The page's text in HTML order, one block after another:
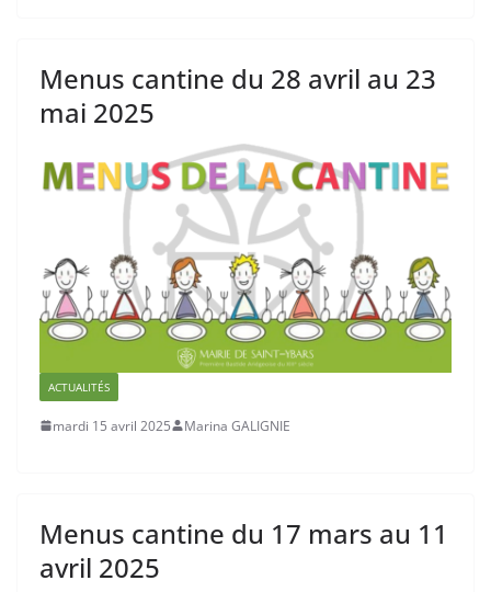
Menus cantine du 28 avril au 23
mai 2025
ACTUALITÉS
mardi 15 avril 2025 Marina GALIGNIE
Menus cantine du 17 mars au 11
avril 2025